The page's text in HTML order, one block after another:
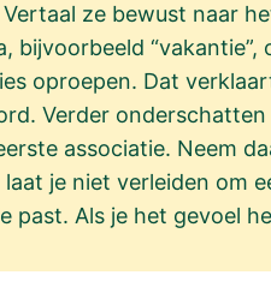
ze bewust naar
bijvoorbeeld
oproepen. Dat
Verder
associatie. Neem
je niet verleiden om
past. Als je het gevoel